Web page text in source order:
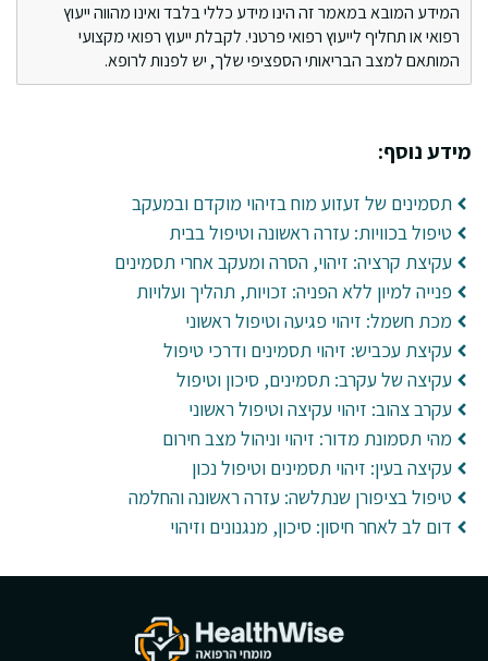
המידע המובא במאמר זה הינו מידע כללי בלבד ואינו מהווה ייעוץ
רפואי או תחליף לייעוץ רפואי פרטני. לקבלת ייעוץ רפואי מקצועי
המותאם למצב הבריאותי הספציפי שלך, יש לפנות לרופא.
מידע נוסף:
תסמינים של זעזוע מוח בזיהוי מוקדם ובמעקב
טיפול בכוויות: עזרה ראשונה וטיפול בבית
עקיצת קרציה: זיהוי, הסרה ומעקב אחרי תסמינים
פנייה למיון ללא הפניה: זכויות, תהליך ועלויות
מכת חשמל: זיהוי פגיעה וטיפול ראשוני
עקיצת עכביש: זיהוי תסמינים ודרכי טיפול
עקיצה של עקרב: תסמינים, סיכון וטיפול
עקרב צהוב: זיהוי עקיצה וטיפול ראשוני
מהי תסמונת מדור: זיהוי וניהול מצב חירום
עקיצה בעין: זיהוי תסמינים וטיפול נכון
טיפול בציפורן שנתלשה: עזרה ראשונה והחלמה
דום לב לאחר חיסון: סיכון, מנגנונים וזיהוי